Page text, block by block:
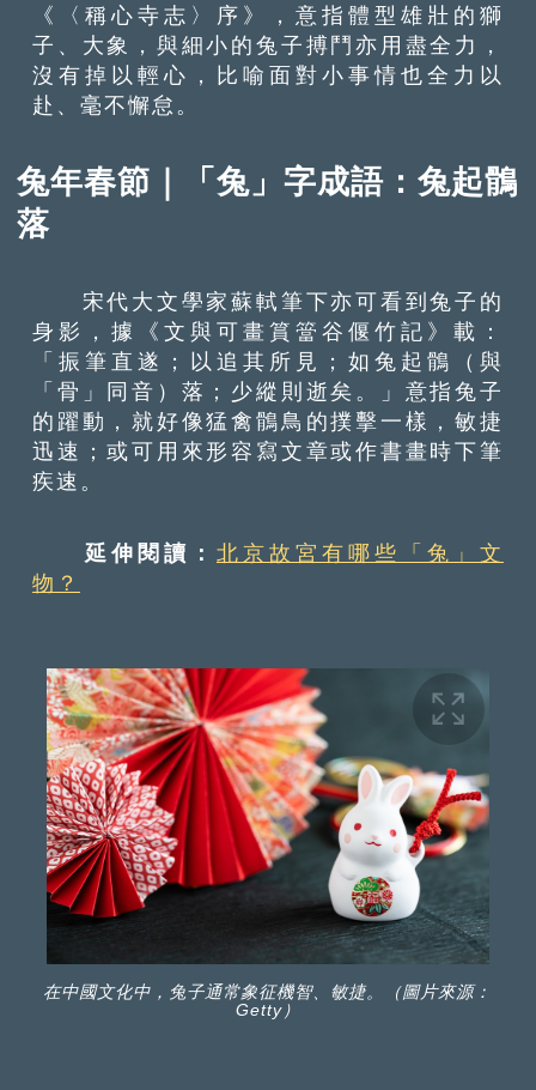
《〈稱心寺志〉序》，意指體型雄壯的獅
子、大象，與細小的兔子搏鬥亦用盡全力，
沒有掉以輕心，比喻面對小事情也全力以
赴、毫不懈怠。
兔年春節｜「兔」字成語：兔起鶻
落
宋代大文學家蘇軾筆下亦可看到兔子的
身影，據《文與可畫篔簹谷偃竹記》載：
「振筆直遂；以追其所見；如兔起鶻（與
「骨」同音）落；少縱則逝矣。」意指兔子
的躍動，就好像猛禽鶻鳥的撲擊一樣，敏捷
迅速；或可用來形容寫文章或作書畫時下筆
疾速。
延伸閱讀： 北京故宮有哪些「兔」文
物？
在中國文化中，兔子通常象征機智、敏捷。（圖片來源：
Getty）